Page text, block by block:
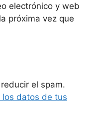
electrónico y web
próxima vez que
el spam.
los datos de tus